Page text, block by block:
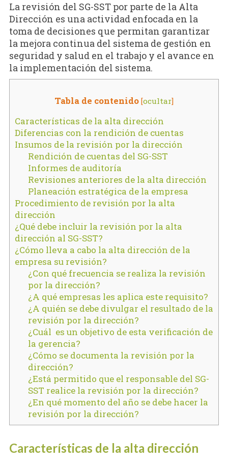
La revisión del SG-SST por parte de la Alta
Dirección es una actividad enfocada en la
toma de decisiones que permitan garantizar
la mejora continua del sistema de gestión en
seguridad y salud en el trabajo y el avance en
la implementación del sistema.
Tabla de contenido [ocultar]
Características de la alta dirección
Diferencias con la rendición de cuentas
Insumos de la revisión por la dirección
Rendición de cuentas del SG-SST
Informes de auditoría
Revisiones anteriores de la alta dirección
Planeación estratégica de la empresa
Procedimiento de revisión por la alta
dirección
¿Qué debe incluir la revisión por la alta
dirección al SG-SST?
¿Cómo lleva a cabo la alta dirección de la
empresa su revisión?
¿Con qué frecuencia se realiza la revisión
por la dirección?
¿A qué empresas les aplica este requisito?
¿A quién se debe divulgar el resultado de la
revisión por la dirección?
¿Cuál es un objetivo de esta verificación de
la gerencia?
¿Cómo se documenta la revisión por la
dirección?
¿Está permitido que el responsable del SG-
SST realice la revisión por la dirección?
¿En qué momento del año se debe hacer la
revisión por la dirección?
Características de la alta dirección